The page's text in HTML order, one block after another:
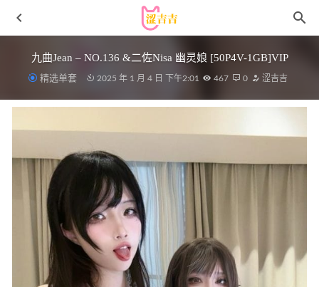
九曲Jean – NO.136 &二佐Nisa 幽灵娘 [50P4V-1GB]VIP
精选单套 2025 年 1 月 4 日 下午2:01 467 0 涩吉吉
洛璃LoLiSAMA – NO.92 忍者 [30P-398MB]
Shika小鹿鹿 NO.107 第五套自拍[25P-37M]
[爱尤物]2023 NO.2530 川上富江 平凡耀眼[35P／92.1MB]
2024-01-05
过期米线线喵 – NO.143 乖乖小兔 [25P-126MB]